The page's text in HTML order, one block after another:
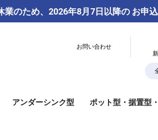
業のため、2026年8月7日以降の お申
お問い合わせ
アンダーシンク型 ポット型・据置型